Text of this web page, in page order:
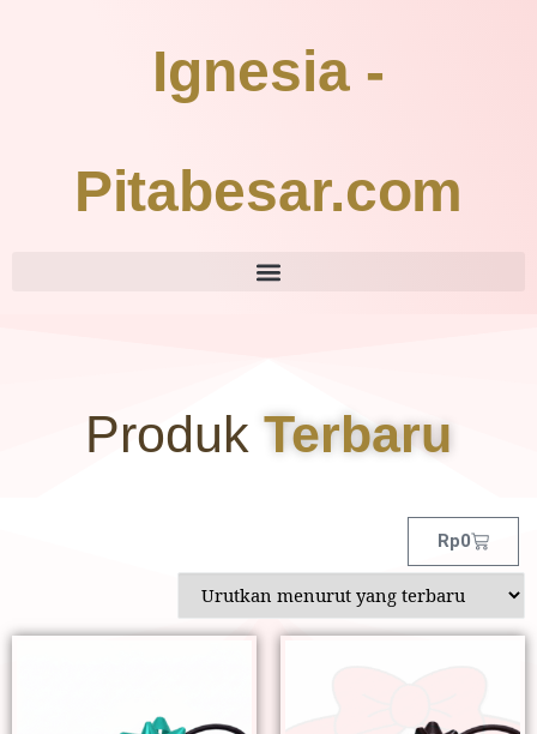
Ignesia -
Pitabesar.com
Produk Terbaru
Rp0